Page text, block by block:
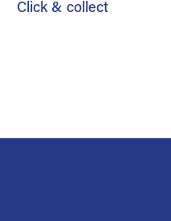
Click & collect